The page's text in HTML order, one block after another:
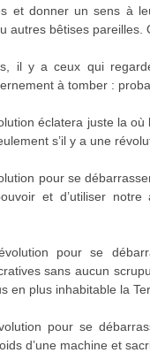
et donner un sens à
autres bêtises pareilles.
il y a ceux qui
à tomber :
éclatera juste la où
s’il y a une
pour se
et d’utiliser
pour se
sans aucun
en plus inhabitable la
pour se
d’une machine et